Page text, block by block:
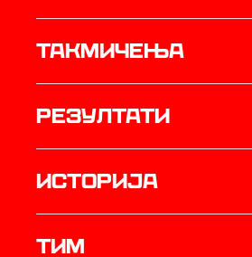
Такмичења
резултати
историја
ТИМ